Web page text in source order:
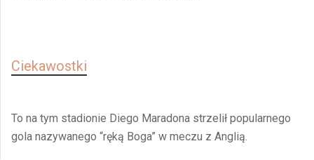
Ciekawostki
To na tym stadionie Diego Maradona strzelił popularnego
gola nazywanego “ręką Boga” w meczu z Anglią.